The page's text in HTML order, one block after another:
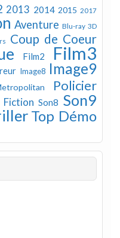
2013 2014 2015 2017
Aventure Blu-ray 3D
Coup de Coeur
Film2 Film3
Image8 Image9
Policier
Fiction Son8 Son9
Top Démo